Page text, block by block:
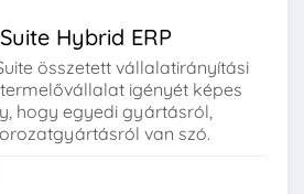
Hybrid ERP
összetett vállalatirányítási
igényét képes
hogy egyedi gyártásról,
van szó.